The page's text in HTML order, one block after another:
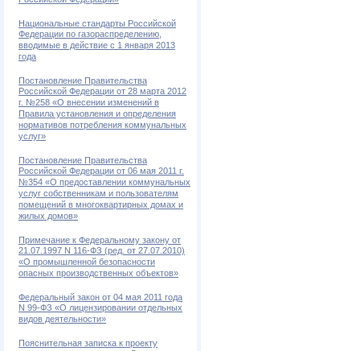
Национальные стандарты Российской
Федерации по газораспределению,
вводимые в действие с 1 января 2013
года
Постановление Правительства
Российской Федерации от 28 марта 2012
г. №258 «О внесении изменений в
Правила установления и определения
нормативов потребления коммунальных
услуг»
Постановление Правительства
Российской Федерации от 06 мая 2011 г.
№354 «О предоставлении коммунальных
услуг собственникам и пользователям
помещений в многоквартирных домах и
жилых домов»
Примечание к Федеральному закону от
21.07.1997 N 116-ФЗ (ред. от 27.07.2010)
«О промышленной безопасности
опасных производственных объектов»
Федеральный закон от 04 мая 2011 года
N 99-ФЗ «О лицензировании отдельных
видов деятельности»
Пояснительная записка к проекту